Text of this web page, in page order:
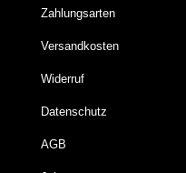
Zahlungsarten
Versandkosten
Widerruf
Datenschutz
AGB